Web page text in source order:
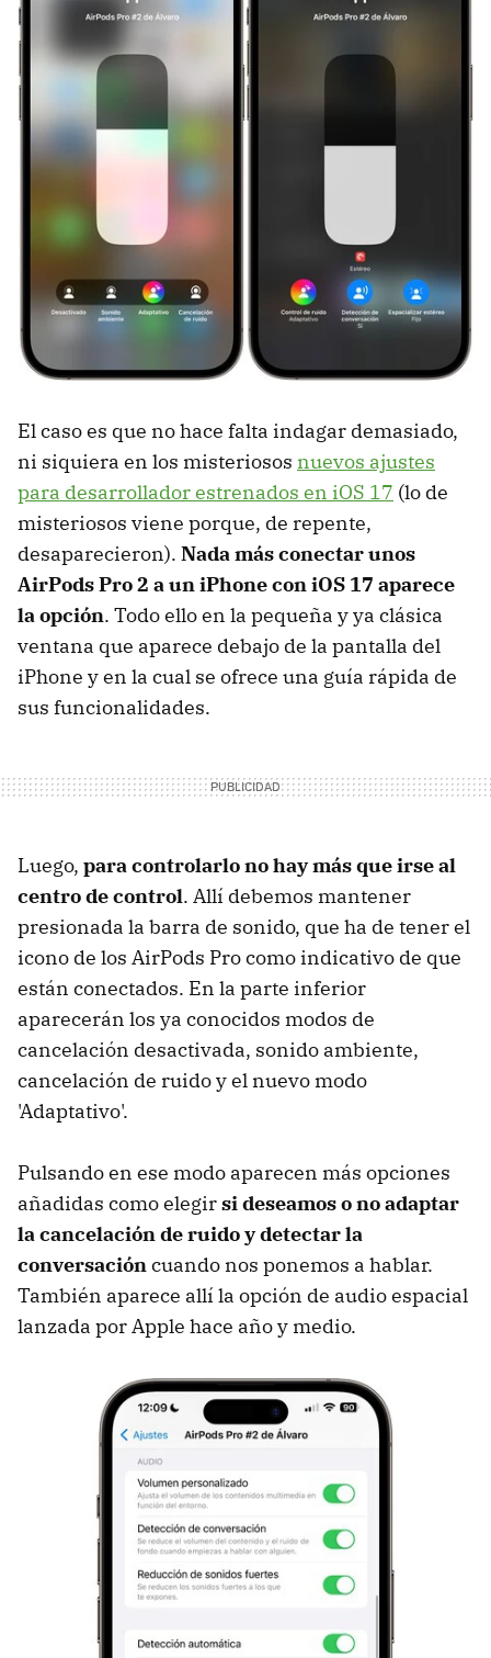
El caso es que no hace falta indagar demasiado,
ni siquiera en los misteriosos nuevos ajustes
para desarrollador estrenados en iOS 17 (lo de
misteriosos viene porque, de repente,
desaparecieron). Nada más conectar unos
AirPods Pro 2 a un iPhone con iOS 17 aparece
la opción. Todo ello en la pequeña y ya clásica
ventana que aparece debajo de la pantalla del
iPhone y en la cual se ofrece una guía rápida de
sus funcionalidades.
Luego, para controlarlo no hay más que irse al
centro de control. Allí debemos mantener
presionada la barra de sonido, que ha de tener el
icono de los AirPods Pro como indicativo de que
están conectados. En la parte inferior
aparecerán los ya conocidos modos de
cancelación desactivada, sonido ambiente,
cancelación de ruido y el nuevo modo
'Adaptativo'.
Pulsando en ese modo aparecen más opciones
añadidas como elegirsi deseamos o no adaptar
la cancelación de ruido y detectar la
conversación cuando nos ponemos a hablar.
También aparece allí la opción de audio espacial
lanzada por Apple hace año y medio.